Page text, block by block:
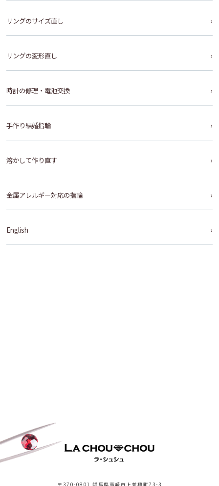
リングのサイズ直し
リングの変形直し
時計の修理・電池交換
手作り結婚指輪
溶かして作り直す
金属アレルギー対応の指輪
English
〒370-0801 群馬県高崎市上並榎町73-3